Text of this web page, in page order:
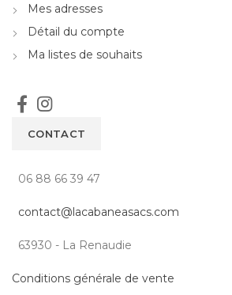
Mes adresses
Détail du compte
Ma listes de souhaits
CONTACT
06 88 66 39 47
contact@lacabaneasacs.com
63930 - La Renaudie
Conditions générale de vente